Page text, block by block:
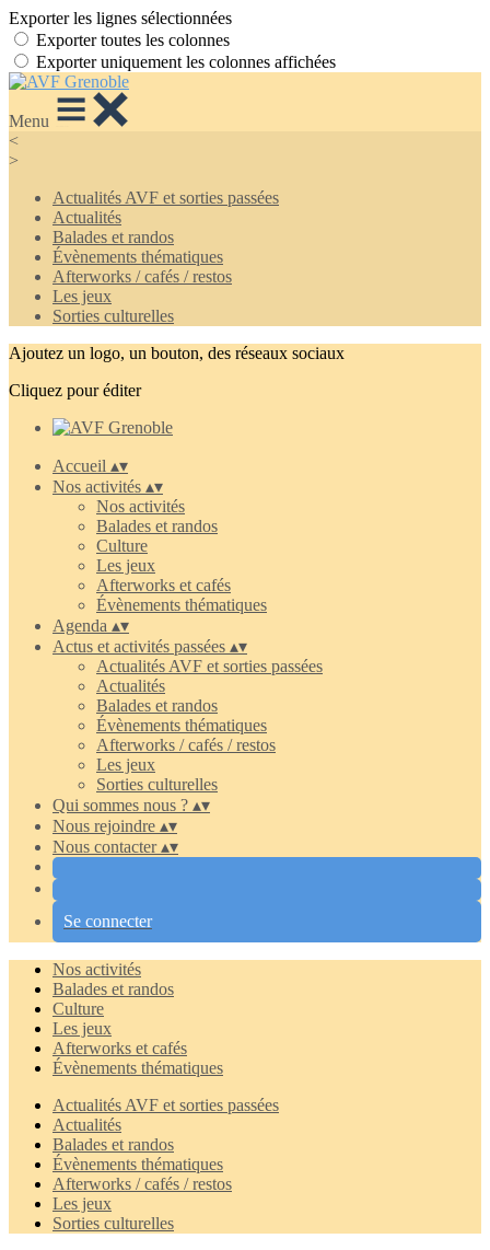
Exporter les lignes sélectionnées
Exporter toutes les colonnes
Exporter uniquement les colonnes affichées
Menu
<
>
Actualités AVF et sorties passées
Actualités
Balades et randos
Évènements thématiques
Afterworks / cafés / restos
Les jeux
Sorties culturelles
Ajoutez un logo, un bouton, des réseaux sociaux
Cliquez pour éditer
Accueil ▴▾
Nos activités ▴▾
Nos activités
Balades et randos
Culture
Les jeux
Afterworks et cafés
Évènements thématiques
Agenda ▴▾
Actus et activités passées ▴▾
Actualités AVF et sorties passées
Actualités
Balades et randos
Évènements thématiques
Afterworks / cafés / restos
Les jeux
Sorties culturelles
Qui sommes nous ? ▴▾
Nous rejoindre ▴▾
Nous contacter▴▾
Se connecter
Nos activités
Balades et randos
Culture
Les jeux
Afterworks et cafés
Évènements thématiques
Actualités AVF et sorties passées
Actualités
Balades et randos
Évènements thématiques
Afterworks / cafés / restos
Les jeux
Sorties culturelles